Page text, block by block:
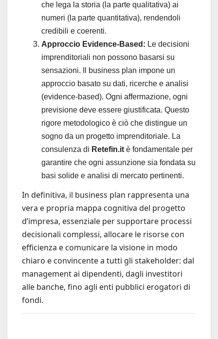
che lega la storia (la parte qualitativa) ai
numeri (la parte quantitativa), rendendoli
credibili e coerenti.
Approccio Evidence-Based: Le decisioni
imprenditoriali non possono basarsi su
sensazioni. Il business plan impone un
approccio basato su dati, ricerche e analisi
(evidence-based). Ogni affermazione, ogni
previsione deve essere giustificata. Questo
rigore metodologico è ciò che distingue un
sogno da un progetto imprenditoriale. La
consulenza di Retefin.it è fondamentale per
garantire che ogni assunzione sia fondata su
basi solide e analisi di mercato pertinenti.
In definitiva, il business plan rappresenta una
vera e propria mappa cognitiva del progetto
d’impresa, essenziale per supportare processi
decisionali complessi, allocare le risorse con
efficienza e comunicare la visione in modo
chiaro e convincente a tutti gli stakeholder: dal
management ai dipendenti, dagli investitori
alle banche, fino agli enti pubblici erogatori di
fondi.